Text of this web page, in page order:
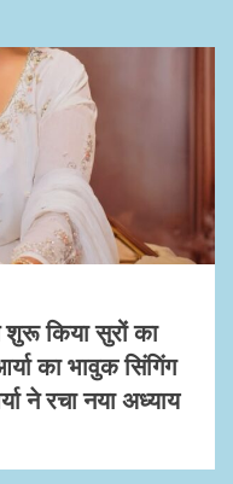
शुरू किया सुरों का
का भावुक सिंगिंग
ने रचा नया अध्याय